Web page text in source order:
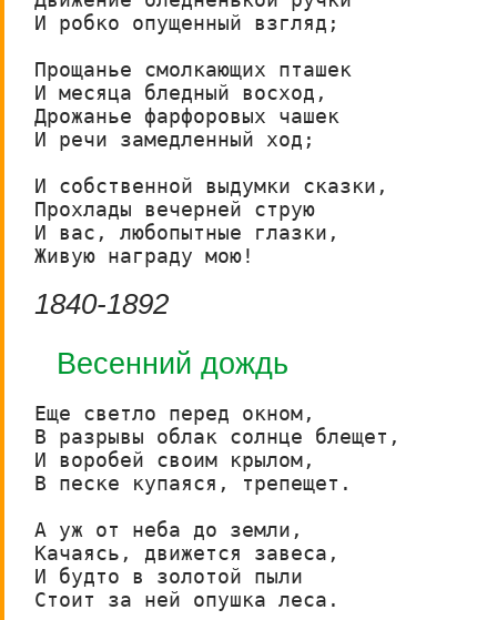
И робко опущенный взгляд;
Прощанье смолкающих пташек
И месяца бледный восход,
Дрожанье фарфоровых чашек
И речи замедленный ход;
И собственной выдумки сказки,
Прохлады вечерней струю
И вас, любопытные глазки,
Живую награду мою!
1840-1892
Весенний дождь
Еще светло перед окном,
В разрывы облак солнце блещет,
И воробей своим крылом,
В песке купаяся, трепещет.
А уж от неба до земли,
Качаясь, движется завеса,
И будто в золотой пыли
Стоит за ней опушка леса.